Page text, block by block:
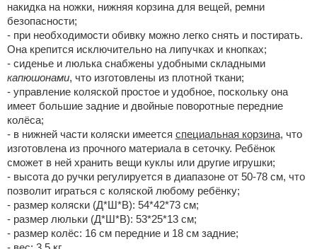
накидка на ножки, нижняя корзина для вещей, ремни
безопасности;
- при необходимости обивку можно легко снять и постирать.
Она крепится исключительно на липучках и кнопках;
- сиденье и люлька снабжены удобными складными
капюшонами, что изготовлены из плотной ткани;
- управление коляской простое и удобное, поскольку она
имеет большие задние и двойные поворотные передние
колёса;
- в нижней части коляски имеется специальная корзина, что
изготовлена из прочного материала в сеточку. Ребёнок
сможет в ней хранить вещи куклы или другие игрушки;
- высота до ручки регулируется в диапазоне от 50-78 см, что
позволит играться с коляской любому ребёнку;
- размер коляски (Д*Ш*В): 54*42*73 см;
- размер люльки (Д*Ш*В): 53*25*13 см;
- размер колёс: 16 см передние и 18 см задние;